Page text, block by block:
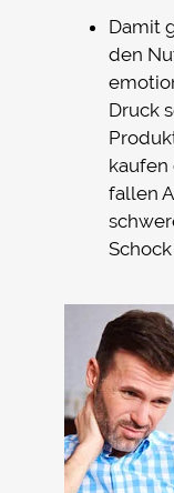
Damit
den
Druck
kaufen
fallen